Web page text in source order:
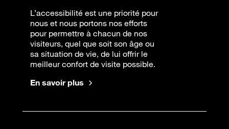
L’accessibilité est une priorité pour
nous et nous portons nos efforts
pour permettre à chacun de nos
visiteurs, quel que soit son âge ou
sa situation de vie, de lui offrir le
meilleur confort de visite possible.
En savoir plus